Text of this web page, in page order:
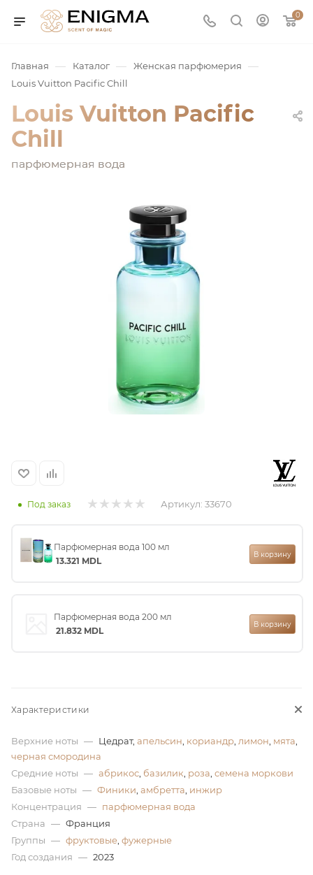
0
Главная — Каталог — Женская парфюмерия —
Louis Vuitton Pacific Chill
Louis Vuitton Pacific
Chill
парфюмерная вода
Под заказ Артикул: 33670
Парфюмерная вода 100 мл
13.321 MDL
В корзину
Парфюмерная вода 200 мл
21.832 MDL
В корзину
Характеристики
Верхние ноты — Цедрат, апельсин кориандр лимон мята
черная смородина
Средние ноты — абрикос базилик роза семена моркови
Базовые ноты — Финики амбретта инжир
Концентрация — парфюмерная вода
Страна — Франция
Группы — фруктовые фужерные
Год создания — 2023